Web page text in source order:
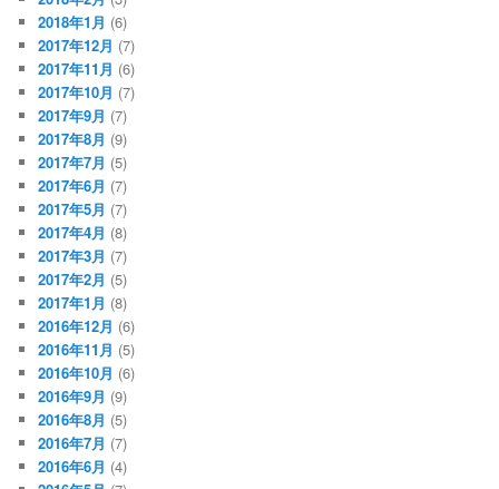
2018年1月 (6)
2017年12月 (7)
2017年11月 (6)
2017年10月 (7)
2017年9月 (7)
2017年8月 (9)
2017年7月 (5)
2017年6月 (7)
2017年5月 (7)
2017年4月 (8)
2017年3月 (7)
2017年2月 (5)
2017年1月 (8)
2016年12月 (6)
2016年11月 (5)
2016年10月 (6)
2016年9月 (9)
2016年8月 (5)
2016年7月 (7)
2016年6月 (4)